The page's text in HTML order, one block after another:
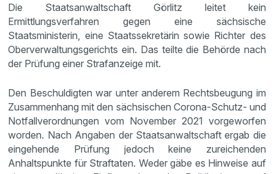
Die Staatsanwaltschaft Görlitz leitet kein
Ermittlungsverfahren gegen eine sächsische
Staatsministerin, eine Staatssekretärin sowie Richter des
Oberverwaltungsgerichts ein. Das teilte die Behörde nach
der Prüfung einer Strafanzeige mit.
Den Beschuldigten war unter anderem Rechtsbeugung im
Zusammenhang mit den sächsischen Corona-Schutz- und
Notfallverordnungen vom November 2021 vorgeworfen
worden. Nach Angaben der Staatsanwaltschaft ergab die
eingehende Prüfung jedoch keine zureichenden
Anhaltspunkte für Straftaten. Weder gäbe es Hinweise auf